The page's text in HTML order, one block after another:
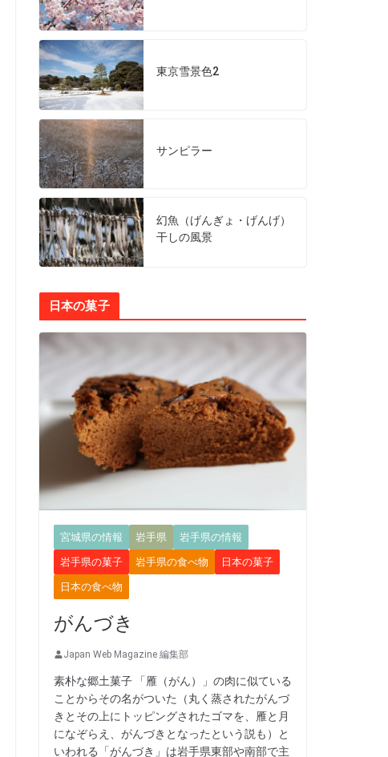
東京雪景色2
サンピラー
幻魚（げんぎょ・げんげ）
干しの風景
日本の菓子
宮城県の情報 岩手県 岩手県の情報
岩手県の菓子 岩手県の食べ物 日本の菓子
日本の食べ物
がんづき
Japan Web Magazine 編集部
素朴な郷土菓子 「雁（がん）」の肉に似ている
ことからその名がついた（丸く蒸されたがんづ
きとその上にトッピングされたゴマを、雁と月
になぞらえ、がんづきとなったという説も）と
いわれる「がんづき」は岩手県東部や南部で主